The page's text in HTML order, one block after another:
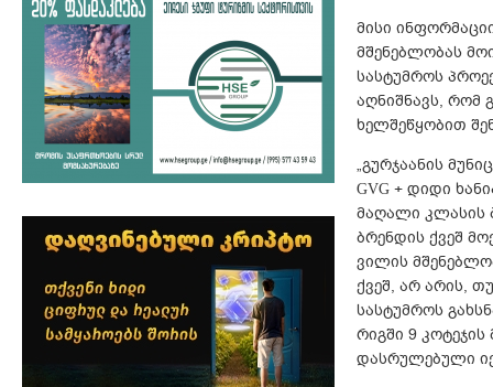
მისი
მშენებლობას
სასტუმროს
აღნიშნავს, რომ
ხელშეწყობით
„გურჯაანის
GVG + დიდი
მაღალი კლასის
ბრენდის ქვეშ
ვილის
ქვეშ, არ არის,
სასტუმროს
რიგში 9
დასრულებული